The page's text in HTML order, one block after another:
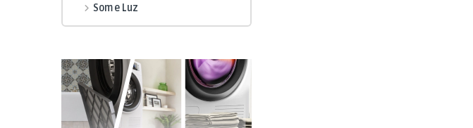
Som e Luz